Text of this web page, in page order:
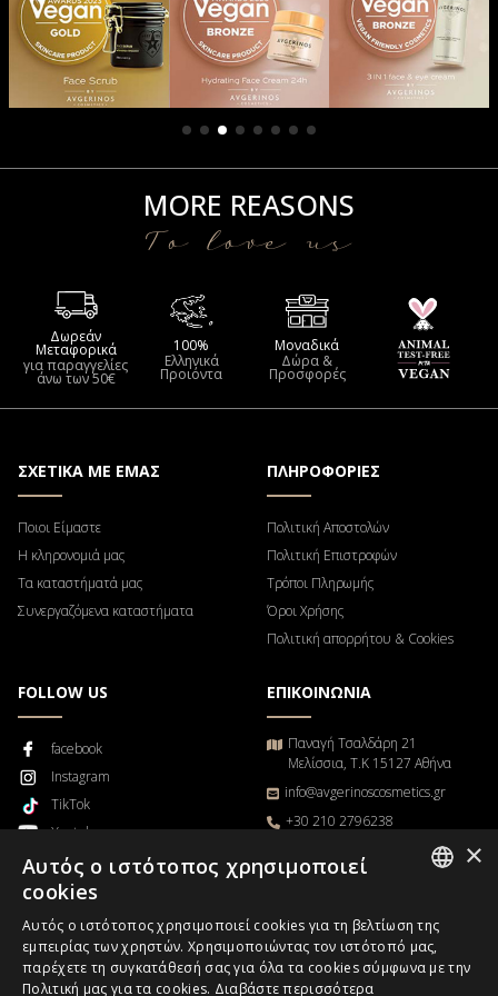
MORE REASONS
To love us
Δωρεάν
Μεταφορικά
για παραγγελίες
άνω των 50€
100%
Ελληνικά
Προιόντα
Μοναδικά
Δώρα &
Προσφορές
ΣΧΕΤΙΚΑ ΜΕ ΕΜΑΣ
Ποιοι Είμαστε
Η κληρονομιά μας
Τα καταστήματά μας
Συνεργαζόμενα καταστήματα
ΠΛΗΡΟΦΟΡΙΕΣ
Πολιτική Αποστολών
Πολιτική Επιστροφών
Τρόποι Πληρωμής
Όροι Χρήσης
Πολιτική απορρήτου & Cookies
FOLLOW US
facebook
Instagram
TikTok
Youtube
Blog
ΕΠΙΚΟΙΝΩΝΙΑ
Παναγή Τσαλδάρη 21
Μελίσσια, Τ.Κ 15127 Αθήνα
info@avgerinoscosmetics.gr
+30 210 2796238
9π.μ. – 5μ.μ
Παρακολούθηση παραγγελίας
ENGLISH
×
Αυτός ο ιστότοπος χρησιμοποιεί
cookies
Αυτός ο ιστότοπος χρησιμοποιεί cookies για τη βελτίωση της
εμπειρίας των χρηστών. Χρησιμοποιώντας τον ιστότοπό μας,
παρέχετε τη συγκατάθεσή σας για όλα τα cookies σύμφωνα με την
Πολιτική μας για τα cookies. Διαβάστε περισσότερα